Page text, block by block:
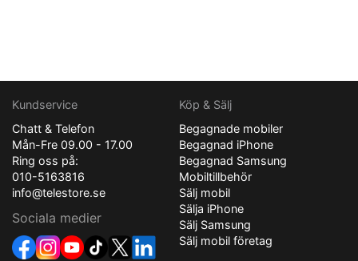
Kundservice
Chatt & Telefon
Mån-Fre 09.00 - 17.00
Ring oss på:
010-5163816
info@telestore.se
Sociala medier
Köp & Sälj
Begagnade mobiler
Begagnad iPhone
Begagnad Samsung
Mobiltillbehör
Sälj mobil
Sälja iPhone
Sälj Samsung
Sälj mobil företag